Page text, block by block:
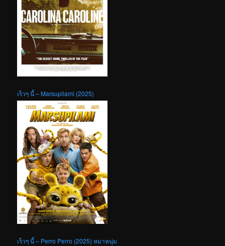
เร็วๆ นี้ – Marsupilami (2025)
เร็วๆ นี้ – Perro Perro (2025) หมาหนุ่ม